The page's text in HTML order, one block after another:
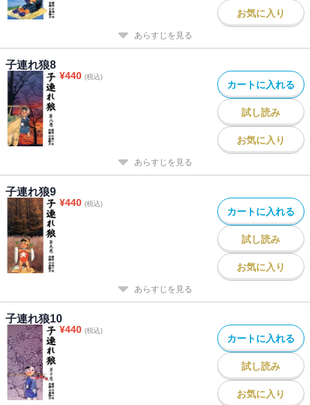
お気に入り
あらすじを見る
子連れ狼8
¥440 (税込)
カートに入れる
試し読み
お気に入り
あらすじを見る
子連れ狼9
¥440 (税込)
カートに入れる
試し読み
お気に入り
あらすじを見る
子連れ狼10
¥440 (税込)
カートに入れる
試し読み
お気に入り